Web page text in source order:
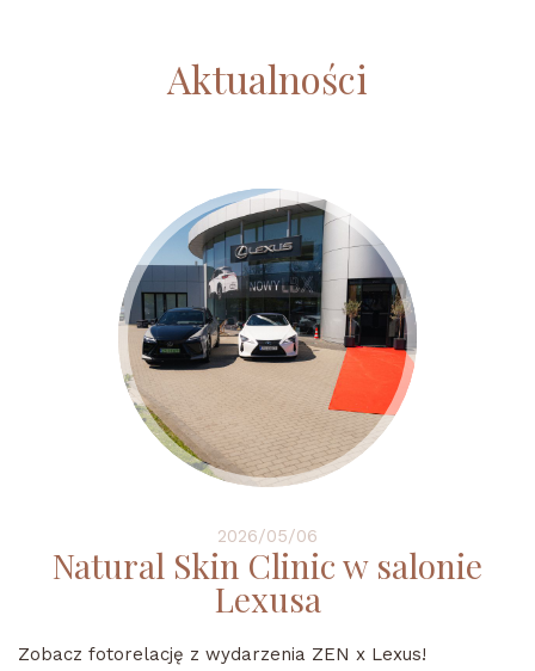
Aktualności
2026/05/06
Natural Skin Clinic w salonie
Lexusa
Zobacz fotorelację z wydarzenia ZEN x Lexus!